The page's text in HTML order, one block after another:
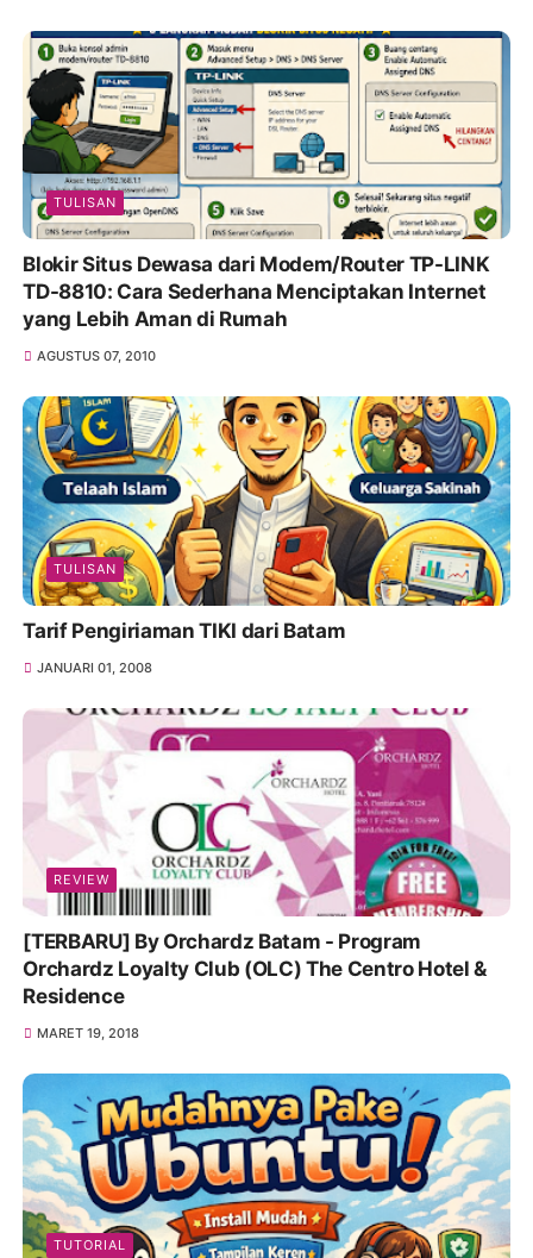
TULISAN
Blokir Situs Dewasa dari Modem/Router TP-LINK
TD-8810: Cara Sederhana Menciptakan Internet
yang Lebih Aman di Rumah
AGUSTUS 07, 2010
TULISAN
Tarif Pengiriaman TIKI dari Batam
JANUARI 01, 2008
REVIEW
[TERBARU] By Orchardz Batam - Program
Orchardz Loyalty Club (OLC) The Centro Hotel &
Residence
MARET 19, 2018
TUTORIAL